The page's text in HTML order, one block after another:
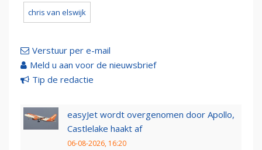
chris van elswijk
Verstuur per e-mail
Meld u aan voor de nieuwsbrief
Tip de redactie
easyJet wordt overgenomen door Apollo,
Castlelake haakt af
06-08-2026, 16:20